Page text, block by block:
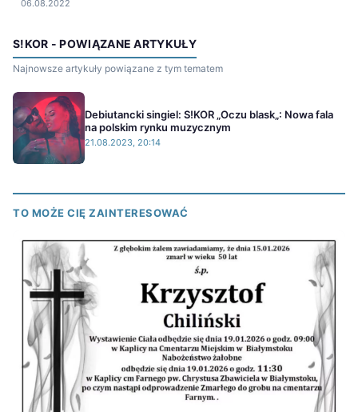
06.08.2022
S!KOR - POWIĄZANE ARTYKUŁY
Najnowsze artykuły powiązane z tym tematem
Debiutancki singiel: S!KOR „Oczu blask„: Nowa fala
na polskim rynku muzycznym
21.08.2023, 20:14
TO MOŻE CIĘ ZAINTERESOWAĆ